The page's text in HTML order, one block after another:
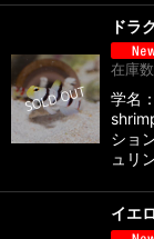
ドラ
在庫
学名
ショ
ュリ
イエ